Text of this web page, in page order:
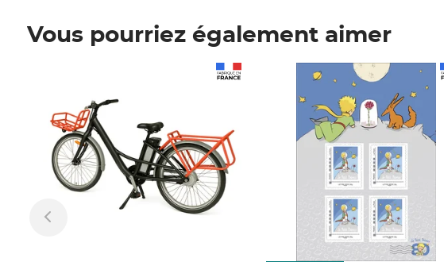
Vous pourriez également aimer
Prix 7,50€